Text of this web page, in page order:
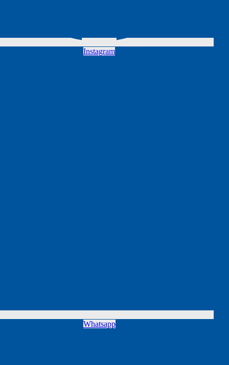
Instagram
Whatsapp